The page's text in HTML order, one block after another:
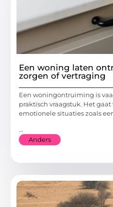
Een woning laten
zorgen of vertraging
Een woningontruiming is
praktisch vraagstuk. Het
emotionele situaties zoals
...
Anders